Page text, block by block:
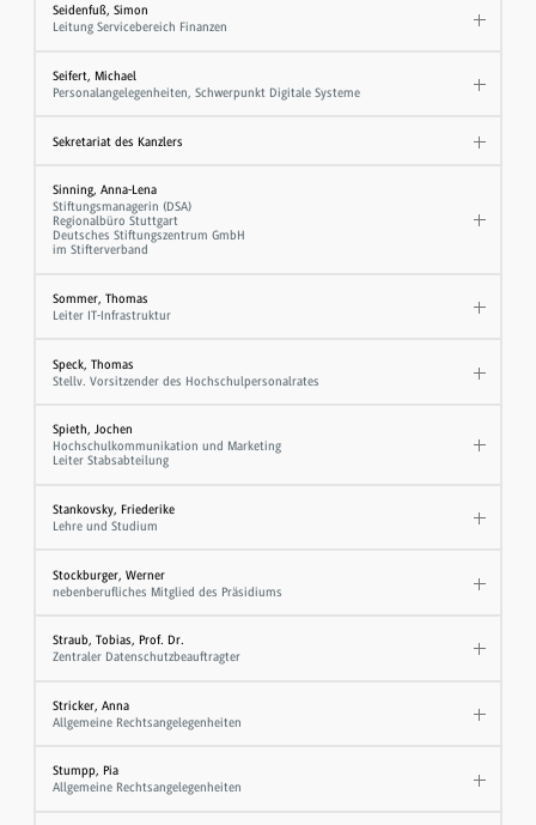
Seidenfuß, Simon
Leitung Servicebereich Finanzen
Seifert, Michael
Personalangelegenheiten, Schwerpunkt Digitale Systeme
Sekretariat des Kanzlers
Sinning, Anna-Lena
Stiftungsmanagerin (DSA)
Regionalbüro Stuttgart
Deutsches Stiftungszentrum GmbH
im Stifterverband
Sommer, Thomas
Leiter IT-Infrastruktur
Speck, Thomas
Stellv. Vorsitzender des Hochschulpersonalrates
Spieth, Jochen
Hochschulkommunikation und Marketing
Leiter Stabsabteilung
Stankovsky, Friederike
Lehre und Studium
Stockburger, Werner
nebenberufliches Mitglied des Präsidiums
Straub, Tobias, Prof. Dr.
Zentraler Datenschutzbeauftragter
Stricker, Anna
Allgemeine Rechtsangelegenheiten
Stumpp, Pia
Allgemeine Rechtsangelegenheiten